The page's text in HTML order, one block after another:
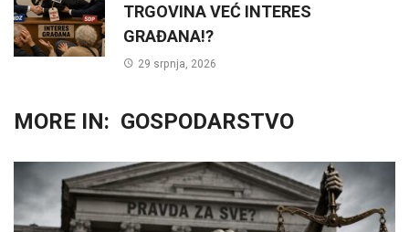
TRGOVINA VEĆ INTERES
GRAĐANA!?
29 srpnja, 2026
MORE IN: GOSPODARSTVO